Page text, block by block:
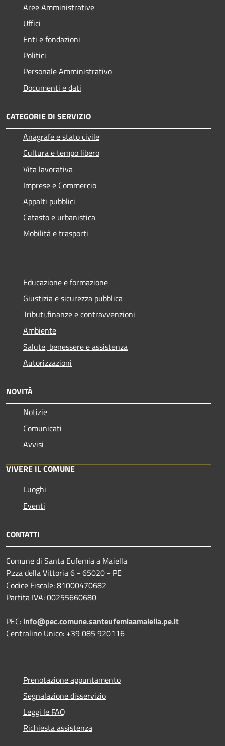
Aree Amministrative
Uffici
Enti e fondazioni
Politici
Personale Amministrativo
Documenti e dati
CATEGORIE DI SERVIZIO
Anagrafe e stato civile
Cultura e tempo libero
Vita lavorativa
Imprese e Commercio
Appalti pubblici
Catasto e urbanistica
Mobilità e trasporti
Educazione e formazione
Giustizia e sicurezza pubblica
Tributi,finanze e contravvenzioni
Ambiente
Salute, benessere e assistenza
Autorizzazioni
NOVITÀ
Notizie
Comunicati
Avvisi
VIVERE IL COMUNE
Luoghi
Eventi
CONTATTI
Comune di Santa Eufemia a Maiella
P.zza della Vittoria 6 - 65020 - PE
Codice Fiscale: 81000470682
Partita IVA: 00255660680
PEC: info@pec.comune.santeufemiaamaiella.pe.it
Centralino Unico: +39 085 920116
Prenotazione appuntamento
Segnalazione disservizio
Leggi le FAQ
Richiesta assistenza